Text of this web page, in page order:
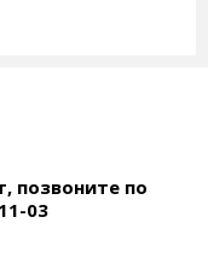
позвоните по
03